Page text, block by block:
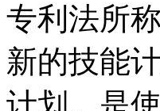
专利法所
新的技能
计划。是